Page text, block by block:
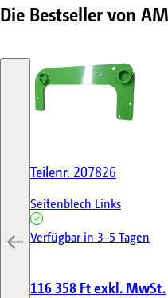
Die Bestseller von
Teilenr. 207826
Seitenblech Links
Verfügbar in 3-5 Tagen
116 358 Ftexkl. MwSt.